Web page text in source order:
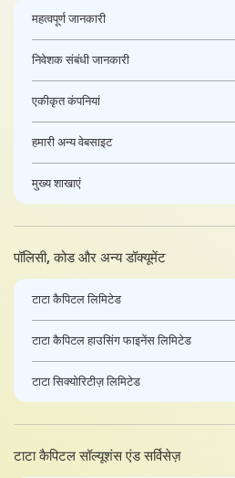
महत्वपूर्ण जानकारी
निवेशक संबंधी जानकारी
एकीकृत कंपनियां
हमारी अन्य वेबसाइट
मुख्य शाखाएं
पॉलिसी, कोड और अन्य डॉक्यूमेंट
टाटा कैपिटल लिमिटेड
टाटा कैपिटल हाउसिंग फाइनेंस लिमिटेड
टाटा सिक्योरिटीज़ लिमिटेड
टाटा कैपिटल सॉल्यूशंस एंड सर्विसेज़